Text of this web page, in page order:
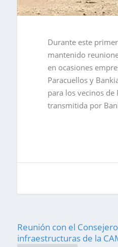
Durante este
mantenido
en ocasiones
Paracuellos y
para los vecinos
transmitida por
Reunión con el
infraestructuras de la